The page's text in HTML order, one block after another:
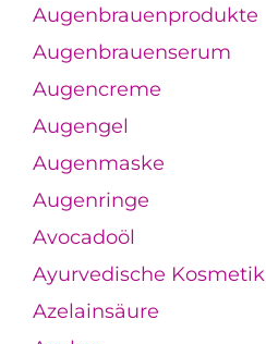
Augenbrauenprodukte
Augenbrauenserum
Augencreme
Augengel
Augenmaske
Augenringe
Avocadoöl
Ayurvedische Kosmetik
Azelainsäure